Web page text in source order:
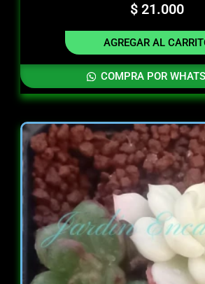
$21.000
AGREGAR AL
COMPRA POR